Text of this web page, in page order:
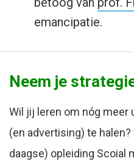
emancipatie.
Neem je
Wil jij leren om nóg meer
(en advertising) te
daagse) opleiding Scoial